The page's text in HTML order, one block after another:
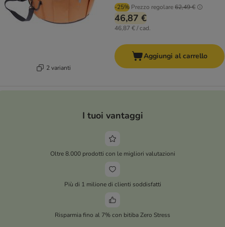
2 varianti
-25% Prezzo regolare62,49 €
46,87 €
46,87 € / cad.
Aggiungi al carrello
I tuoi vantaggi
Oltre 8.000 prodotti con le migliori valutazioni
Più di 1 milione di clienti soddisfatti
Risparmia fino al 7% con bitiba Zero Stress